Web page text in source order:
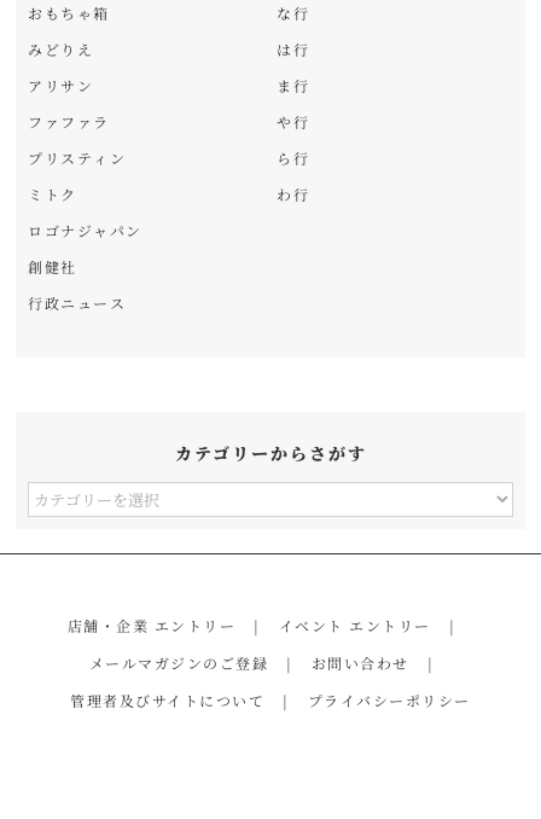
おもちゃ箱
みどりえ
アリサン
ファファラ
プリスティン
ミトク
ロゴナジャパン
創健社
行政ニュース
な行
は行
ま行
や行
ら行
わ行
カテゴリーからさがす
カ
店舗・企業 エントリー
イベント エントリー
メールマガジンのご登録
お問い合わせ
管理者及びサイトについて
プライバシーポリシー